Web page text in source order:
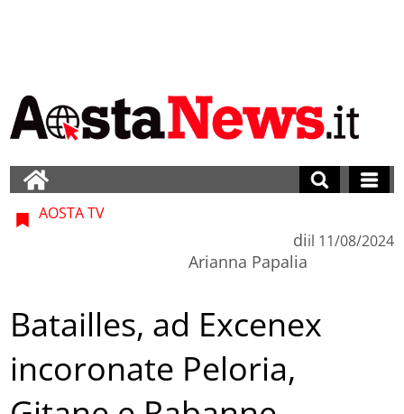
AOSTA TV
di
Arianna Papalia
il 11/08/2024
Batailles, ad Excenex
incoronate Peloria,